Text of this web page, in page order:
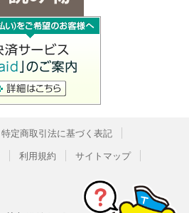
特定商取引法に基づく表記
利用規約
サイトマップ